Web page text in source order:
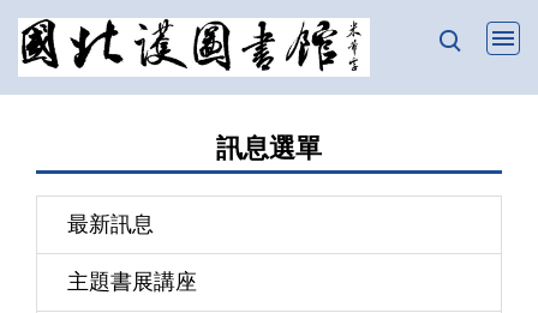
跳
到
訊息選單
最新訊息
主題書展講座